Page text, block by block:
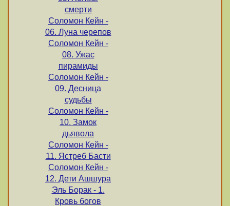
смерти
Соломон Кейн -
06. Луна черепов
Соломон Кейн -
08. Ужас
пирамиды
Соломон Кейн -
09. Десница
судьбы
Соломон Кейн -
10. Замок
дьявола
Соломон Кейн -
11. Ястреб Басти
Соломон Кейн -
12. Дети Ашшура
Эль Борак - 1.
Кровь богов